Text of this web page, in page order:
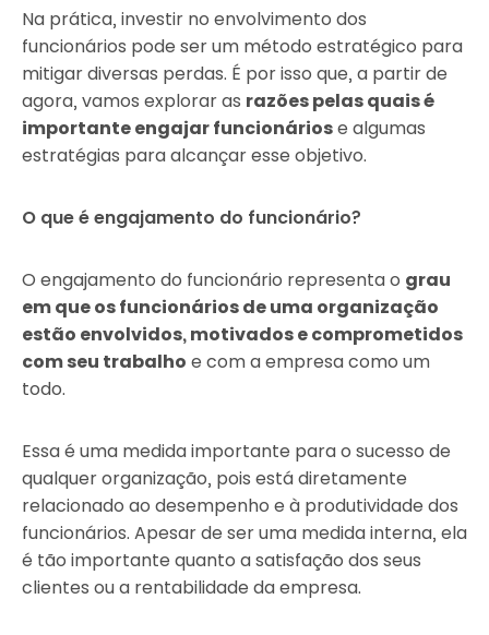
Na prática, investir no envolvimento dos
funcionários pode ser um método estratégico para
mitigar diversas perdas. É por isso que, a partir de
agora, vamos explorar as razões pelas quais é
importante engajar funcionáriose algumas
estratégias para alcançar esse objetivo.
O que é engajamento do funcionário?
O engajamento do funcionário representa o grau
em que os funcionários de uma organização
estão envolvidos, motivados e comprometidos
com seu trabalho e com a empresa como um
todo.
Essa é uma medida importante para o sucesso de
qualquer organização, pois está diretamente
relacionado ao desempenho e à produtividade dos
funcionários. Apesar de ser uma medida interna, ela
é tão importante quanto a satisfação dos seus
clientes ou a rentabilidade da empresa.